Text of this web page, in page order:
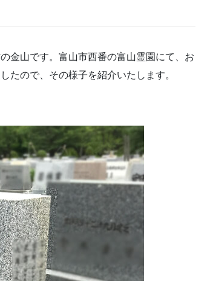
金山です。富山市西番の富山霊園にて、お
たので、その様子を紹介いたします。